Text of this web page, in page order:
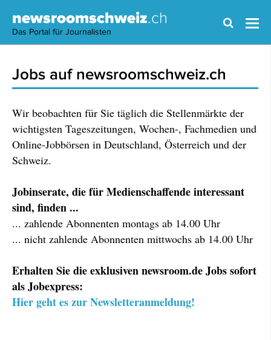
newsroomschweiz.ch
Das Portal für Journalisten
Jobs auf newsroomschweiz.ch
Wir beobachten für Sie täglich die Stellenmärkte der
wichtigsten Tageszeitungen, Wochen-, Fachmedien und
Online-Jobbörsen in Deutschland, Österreich und der
Schweiz.
Jobinserate, die für Medienschaffende interessant
sind, finden ...
... zahlende Abonnenten montags ab 14.00 Uhr
... nicht zahlende Abonnenten mittwochs ab 14.00 Uhr
Erhalten Sie die exklusiven newsroom.de Jobs sofort
als Jobexpress:
Hier geht es zur Newsletteranmeldung!